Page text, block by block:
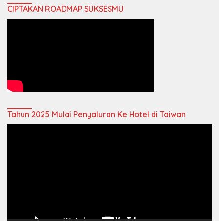
CIPTAKAN ROADMAP SUKSESMU
Tahun 2025 Mulai Penyaluran Ke Hotel di Taiwan